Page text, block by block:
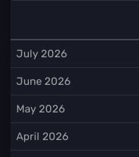
July 2026
June 2026
May 2026
April 2026